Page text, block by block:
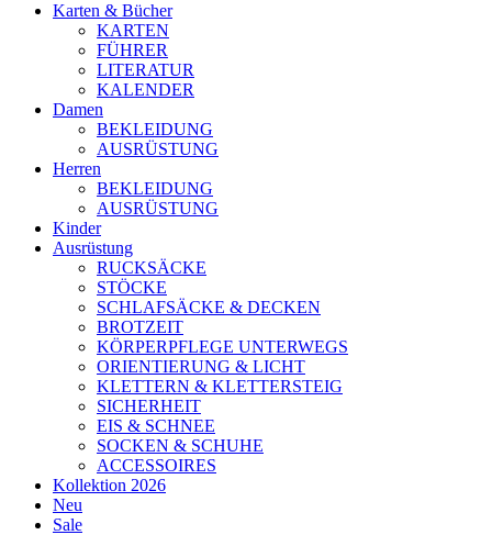
Karten & Bücher
KARTEN
FÜHRER
LITERATUR
KALENDER
Damen
BEKLEIDUNG
AUSRÜSTUNG
Herren
BEKLEIDUNG
AUSRÜSTUNG
Kinder
Ausrüstung
RUCKSÄCKE
STÖCKE
SCHLAFSÄCKE & DECKEN
BROTZEIT
KÖRPERPFLEGE UNTERWEGS
ORIENTIERUNG & LICHT
KLETTERN & KLETTERSTEIG
SICHERHEIT
EIS & SCHNEE
SOCKEN & SCHUHE
ACCESSOIRES
Kollektion 2026
Neu
Sale